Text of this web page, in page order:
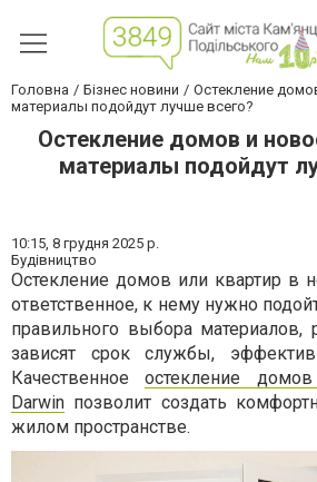
Головна Бізнес новини
Остекление
материалы подойдут лучше всего?
Остекление домов и
материалы подойдут
10:15, 8 грудня 2025 р.
Будівництво
Остекление домов или квартир в
ответственное, к нему нужно
правильного выбора материалов,
зависят срок службы,
Качественноеостекление
Darwin позволит создать
жилом пространстве.